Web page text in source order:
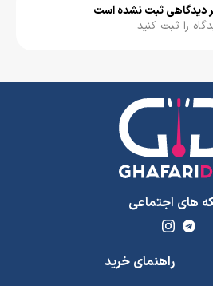
دیدگاهی ثبت نشده است
را ثبت کنید
های اجتماعی
راهنمای خرید